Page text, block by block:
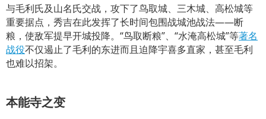
与毛利氏及山名氏交战，攻下了鸟取城、三木城、高松城等
重要据点，秀吉在此发挥了长时间包围战城池战法——断
粮，使敌军提早开城投降。“鸟取断粮”、“水淹高松城”等著名
战役不仅遏止了毛利的东进而且迫降宇喜多直家，甚至毛利
也难以招架。
本能寺之变